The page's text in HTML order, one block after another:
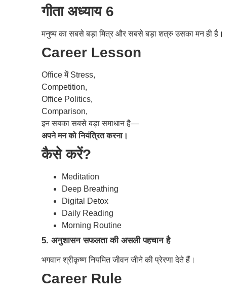
गीता अध्याय 6
मनुष्य का सबसे बड़ा मित्र और सबसे बड़ा शत्रु उसका मन ही है।
Career Lesson
Office में Stress,
Competition,
Office Politics,
Comparison,
इन सबका सबसे बड़ा समाधान है—
अपने मन को नियंत्रित करना।
कैसे करें?
Meditation
Deep Breathing
Digital Detox
Daily Reading
Morning Routine
5. अनुशासन सफलता की असली पहचान है
भगवान श्रीकृष्ण नियमित जीवन जीने की प्रेरणा देते हैं।
Career Rule